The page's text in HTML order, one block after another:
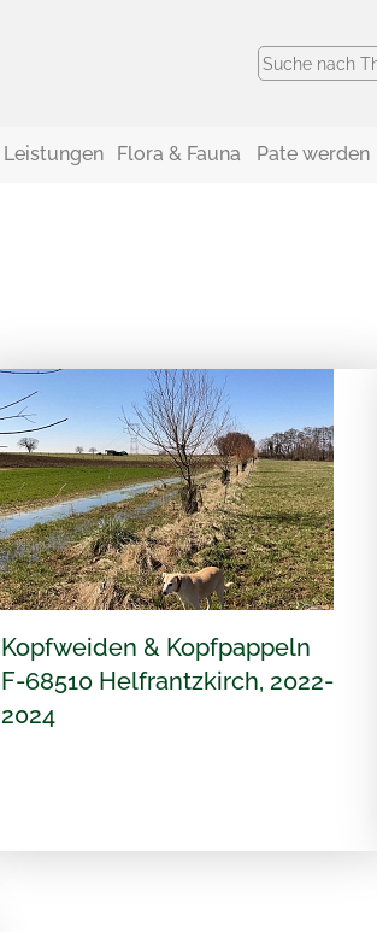
Leistungen Flora & Fauna Pate werden
Kopfweiden & Kopfpappeln
F-68510 Helfrantzkirch, 2022-
2024